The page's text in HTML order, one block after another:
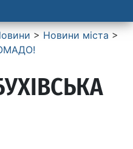
> Новини міста >